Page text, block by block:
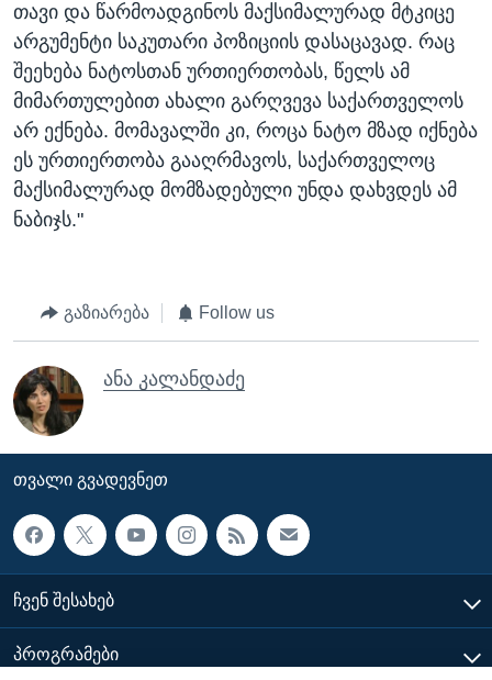
თავი და წარმოადგინოს მაქსიმალურად მტკიცე
არგუმენტი საკუთარი პოზიციის დასაცავად. რაც
შეეხება ნატოსთან ურთიერთობას, წელს ამ
მიმართულებით ახალი გარღვევა საქართველოს
არ ექნება. მომავალში კი, როცა ნატო მზად იქნება
ეს ურთიერთობა გააღრმავოს, საქართველოც
მაქსიმალურად მომზადებული უნდა დახვდეს ამ
ნაბიჯს."
გაზიარება Follow us
ანა კალანდაძე
ᲗᲕᲐᲚᲘ ᲒᲕᲐᲓᲔᲕᲜᲔᲗ
ᲩᲕᲔᲜ ᲨᲔᲡᲐᲮᲔᲑ
ᲞᲠᲝᲒᲠᲐᲛᲔᲑᲘ